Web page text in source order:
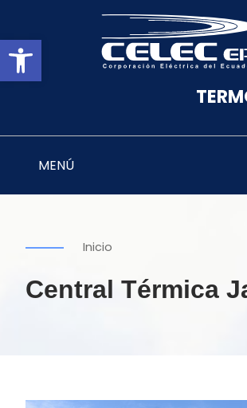
Abrir barra de
MENÚ
Inicio
Central Térmica